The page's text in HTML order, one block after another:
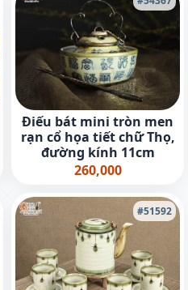
Điếu bát mini tròn men
rạn cổ họa tiết chữ Thọ,
đường kính 11cm
260,000
#51592